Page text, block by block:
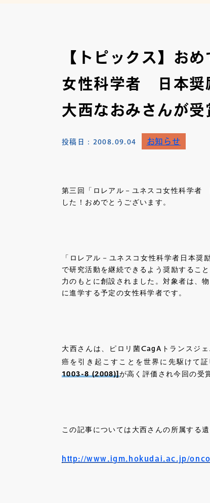
【トピックス】お
女性科学者 日本奨
大西なおみさんが受
投稿日： 2008.09.04 お知らせ
第三回「ロレアル－ユネスコ女性科学者
した！おめでとうございます。
「ロレアル－ユネスコ女性科学者日本奨
で研究活動を継続できるよう奨励するこ
力のもとに創設されました。対象者は、
に進学する予定の女性科学者です。
大西さんは、ピロリ菌CagA トランスジ
癌を引き起こすことを世界に先駆けて
1003-8 (2008)]が高く評価され今回の受
この記事については大西さんの所属する
http://www.igm.hokudai.ac.jp/